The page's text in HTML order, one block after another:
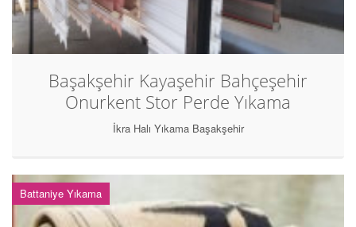
Başakşehir Kayaşehir Bahçeşehir
Onurkent Stor Perde Yıkama
İkra Halı Yıkama Başakşehir
Battaniye Yıkama